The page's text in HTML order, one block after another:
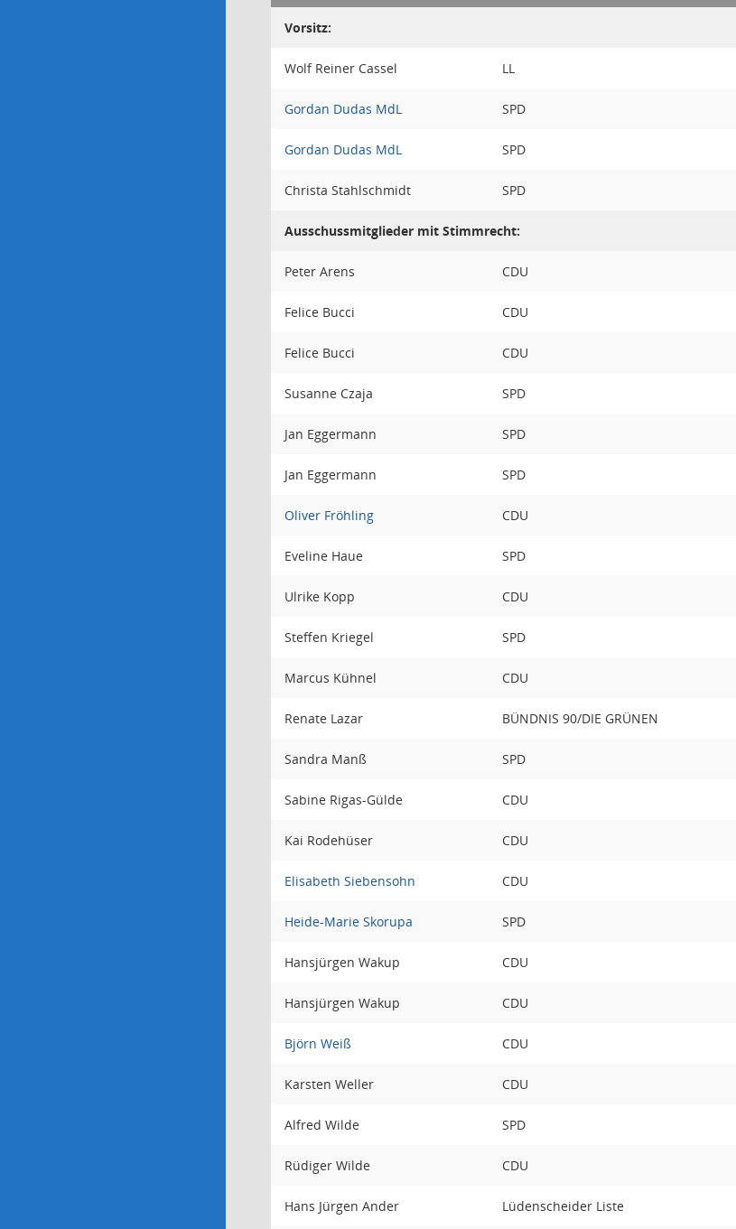
Vorsitz:
Wolf Reiner Cassel LL
Gordan Dudas MdL SPD
Gordan Dudas MdL SPD
Christa Stahlschmidt SPD
Ausschussmitglieder mit Stimmrecht:
Peter Arens CDU
Felice Bucci CDU
Felice Bucci CDU
Susanne Czaja SPD
Jan Eggermann SPD
Jan Eggermann SPD
Oliver Fröhling CDU
Eveline Haue SPD
Ulrike Kopp CDU
Steffen Kriegel SPD
Marcus Kühnel CDU
Renate Lazar BÜNDNIS 90/DIE GRÜNEN
Sandra Manß SPD
Sabine Rigas-Gülde CDU
Kai Rodehüser CDU
Elisabeth Siebensohn CDU
Heide-Marie Skorupa SPD
Hansjürgen Wakup CDU
Hansjürgen Wakup CDU
Björn Weiß CDU
Karsten Weller CDU
Alfred Wilde SPD
Rüdiger Wilde CDU
Hans Jürgen Ander Lüdenscheider Liste